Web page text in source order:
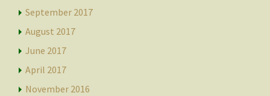
September 2017
August 2017
June 2017
April 2017
November 2016